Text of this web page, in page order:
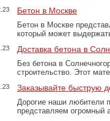
Бетон в Москве
Бетон в Москве
который может
Доставка бетона в
Без бетона в
строительство. Этот
Заказывайте быструю
Дорогие наши любители
представляем огромный